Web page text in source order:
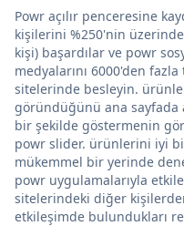
Powr açılır penceresine
kişilerini %250'nin
kişi) başardılar ve powr
medyalarını 6000'den
sitelerinde besleyin.
göründüğünü ana sayfada
bir şekilde göstermenin
powr slider. ürünlerini iyi
mükemmel bir yerinde
powr uygulamalarıyla
sitelerindeki diğer
etkileşimde bulundukları